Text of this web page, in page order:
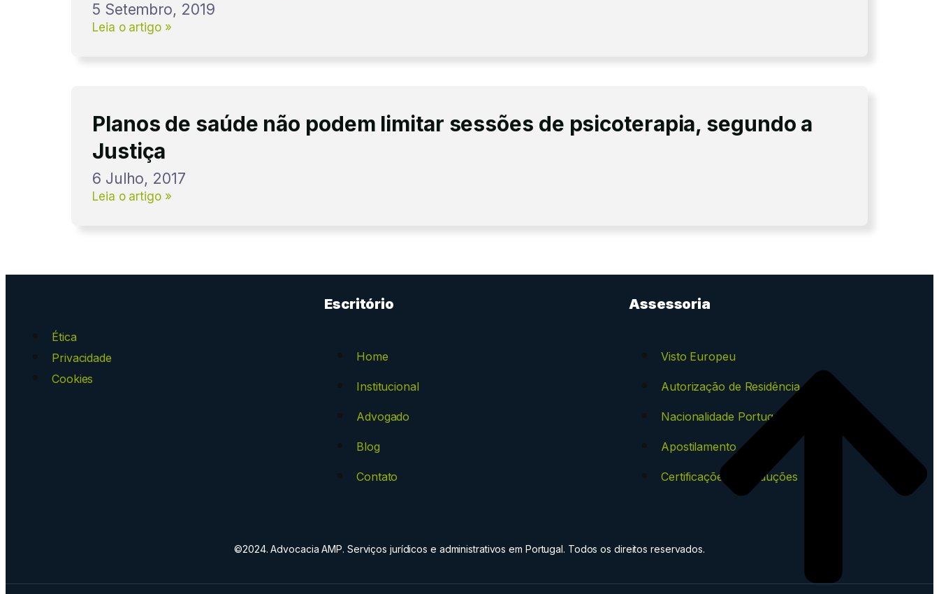
5 Setembro, 2019
Leia o artigo »
Planos de saúde não podem limitar sessões de psicoterapia, segundo a
Justiça
6 Julho, 2017
Leia o artigo »
Ética
Privacidade
Cookies
Escritório
Home
Institucional
Advogado
Blog
Contato
Assessoria
Visto Europeu
Autorização de Residência
Nacionalidade Portuguesa
Apostilamento
Certificações e Traduções
©2024. Advocacia AMP. Serviços jurídicos e administrativos em Portugal. Todos os direitos reservados.